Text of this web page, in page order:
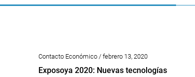
Contacto Económico / febrero 13, 2020
Exposoya 2020: Nuevas tecnologías